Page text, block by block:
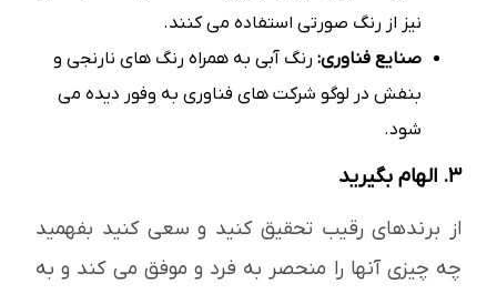
نیز از رنگ صورتی استفاده می کنند.
صنایع فناوری: رنگ آبی به همراه رنگ های نارنجی و
بنفش در لوگو شرکت های فناوری به وفور دیده می
شود.
3. الهام بگیرید
از برندهای رقیب تحقیق کنید و سعی کنید بفهمید
چه چیزی آنها را منحصر به فرد و موفق می کند و به